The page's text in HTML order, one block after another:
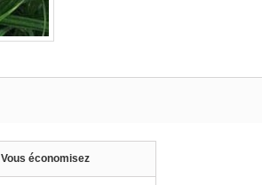
Vous économisez